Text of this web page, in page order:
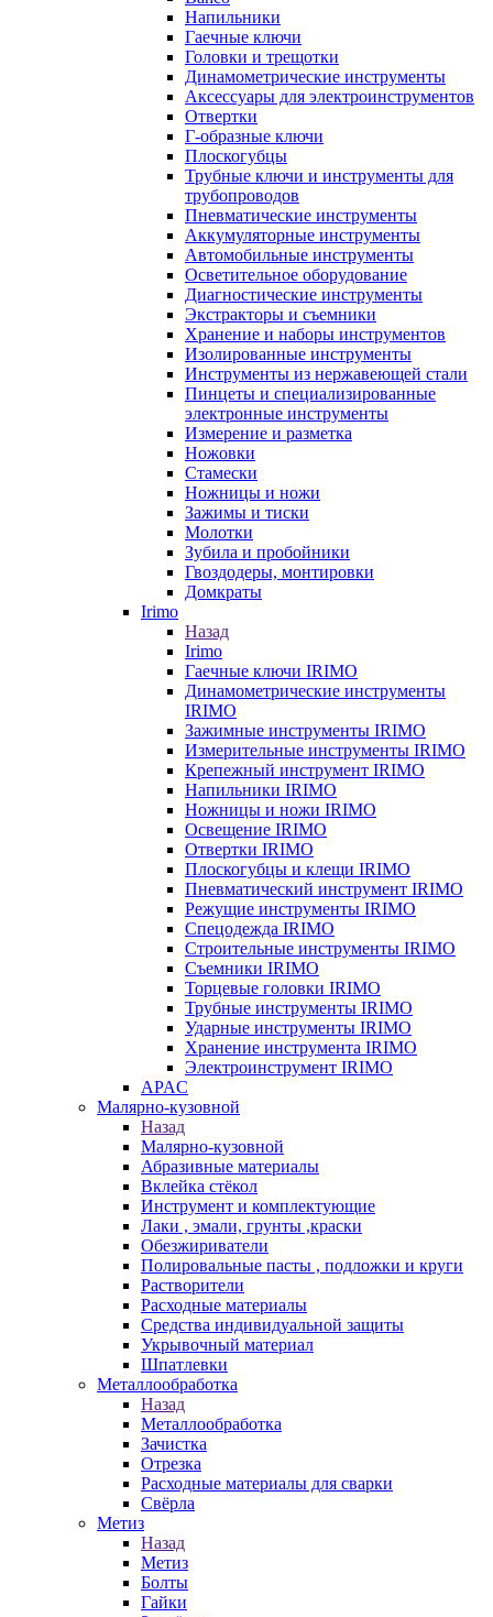
Напильники
Гаечные ключи
Головки и трещотки
Динамометрические инструменты
Аксессуары для электроинструментов
Отвертки
Г-образные ключи
Плоскогубцы
Трубные ключи и инструменты для
трубопроводов
Пневматические инструменты
Аккумуляторные инструменты
Автомобильные инструменты
Осветительное оборудование
Диагностические инструменты
Экстракторы и съемники
Хранение и наборы инструментов
Изолированные инструменты
Инструменты из нержавеющей стали
Пинцеты и специализированные
электронные инструменты
Измерение и разметка
Ножовки
Стамески
Ножницы и ножи
Зажимы и тиски
Молотки
Зубила и пробойники
Гвоздодеры, монтировки
Домкраты
Irimo
Назад
Irimo
Гаечные ключи IRIMO
Динамометрические инструменты
IRIMO
Зажимные инструменты IRIMO
Измерительные инструменты IRIMO
Крепежный инструмент IRIMO
Напильники IRIMO
Ножницы и ножи IRIMO
Освещение IRIMO
Отвертки IRIMO
Плоскогубцы и клещи IRIMO
Пневматический инструмент IRIMO
Режущие инструменты IRIMO
Спецодежда IRIMO
Строительные инструменты IRIMO
Съемники IRIMO
Торцевые головки IRIMO
Трубные инструменты IRIMO
Ударные инструменты IRIMO
Хранение инструмента IRIMO
Электроинструмент IRIMO
APAC
Малярно-кузовной
Назад
Малярно-кузовной
Абразивные материалы
Вклейка стёкол
Инструмент и комплектующие
Лаки , эмали, грунты ,краски
Обезжириватели
Полировальные пасты , подложки и круги
Растворители
Расходные материалы
Средства индивидуальной защиты
Укрывочный материал
Шпатлевки
Металлообработка
Назад
Металлообработка
Зачистка
Отрезка
Расходные материалы для сварки
Свёрла
Метиз
Назад
Метиз
Болты
Гайки